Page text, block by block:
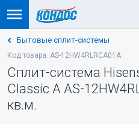
Бытовые сплит-системы
Код товара: AS-12HW4RLRCA01A
Сплит-система
Classic A AS-
кв.м.